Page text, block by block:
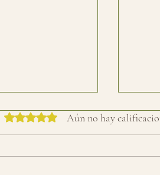
Obtuvo 0 de 5 estrellas.
Aún no hay